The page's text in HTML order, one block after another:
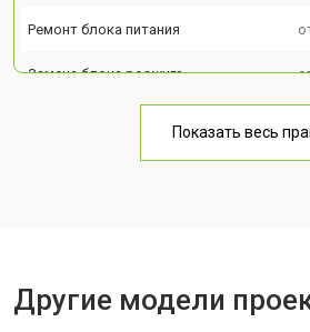
Ремонт блока питания
Замена блока розжига
Показать весь
Другие модели